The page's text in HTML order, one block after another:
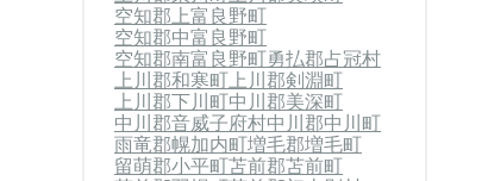
空知郡上富良野町
空知郡中富良野町
空知郡南富良野町勇払郡占冠村
上川郡和寒町上川郡剣淵町
上川郡下川町中川郡美深町
中川郡音威子府村中川郡中川町
雨竜郡幌加内町増毛郡増毛町
留萌郡小平町苫前郡苫前町